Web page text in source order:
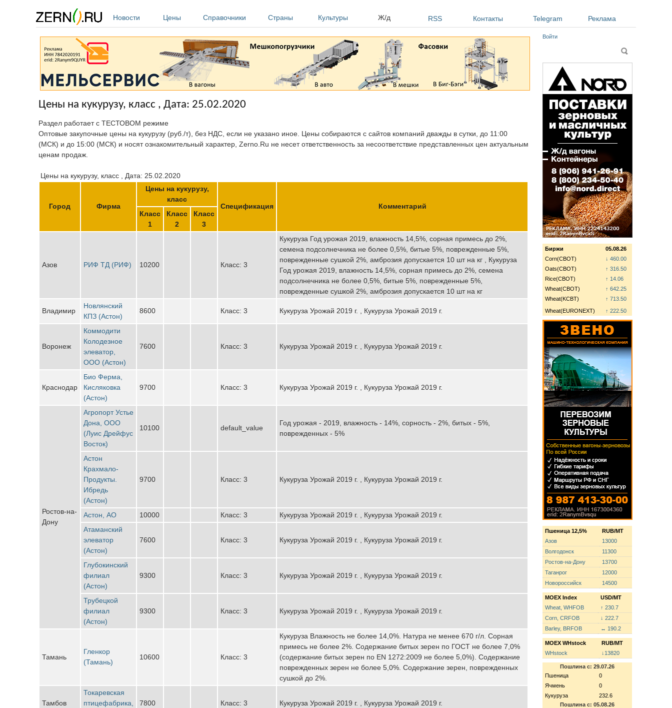
Новости
Цены Справочники Страны Культуры Ж/д RSS Контакты Telegram Реклама
Цены на кукурузу, класс , Дата: 25.02.2020
Раздел работает с ТЕСТОВОМ режиме
Оптовые закупочные цены на кукурузу (руб./т), без НДС, если не указано иное. Цены собираются с сайтов компаний дважды в сутки, до 11:00
(МСК) и до 15:00 (МСК) и носят ознакомительный характер, Zerno.Ru не несет ответственность за несоответствие представленных цен актуальным
ценам продаж.
Цены на кукурузу, класс , Дата: 25.02.2020
Город Фирма
Цены на кукурузу,
класс
Спецификация
Комментарий
Класс
1
Класс
2
Класс
3
Азов РИФ ТД (РИФ) 10200 Класс: 3
Кукуруза Год урожая 2019, влажность 14,5%, сорная примесь до 2%,
семена подсолнечника не более 0,5%, битые 5%, поврежденные 5%,
поврежденные сушкой 2%, амброзия допускается 10 шт на кг , Кукуруза
Год урожая 2019, влажность 14,5%, сорная примесь до 2%, семена
подсолнечника не более 0,5%, битые 5%, поврежденные 5%,
поврежденные сушкой 2%, амброзия допускается 10 шт на кг
Владимир
Новлянский
КПЗ (Астон)
8600 Класс: 3 Кукуруза Урожай 2019 г. , Кукуруза Урожай 2019 г.
Воронеж
Коммодити
Колодезное
элеватор,
ООО (Астон)
7600 Класс: 3 Кукуруза Урожай 2019 г. , Кукуруза Урожай 2019 г.
Краснодар
Био Ферма,
Кисляковка
(Астон)
9700 Класс: 3 Кукуруза Урожай 2019 г. , Кукуруза Урожай 2019 г.
Ростов-на-
Дону
Агропорт Устье
Дона, ООО
(Луис Дрейфус
Восток)
10100 default_value
Год урожая - 2019, влажность - 14%, сорность - 2%, битых - 5%,
поврежденных - 5%
Астон
Крахмало-
Продукты.
Ибредь
(Астон)
9700 Класс: 3 Кукуруза Урожай 2019 г. , Кукуруза Урожай 2019 г.
Астон, АО 10000 Класс: 3
Кукуруза Урожай 2019 г. , Кукуруза Урожай 2019 г.
Атаманский
элеватор
(Астон)
7600 Класс: 3 Кукуруза Урожай 2019 г. , Кукуруза Урожай 2019 г.
Глубокинский
филиал
(Астон)
9300 Класс: 3 Кукуруза Урожай 2019 г. , Кукуруза Урожай 2019 г.
Трубецкой
филиал
(Астон)
9300 Класс: 3 Кукуруза Урожай 2019 г. , Кукуруза Урожай 2019 г.
Тамань
Гленкор
(Тамань)
10600 Класс: 3
Кукуруза Влажность не более 14,0%. Натура не менее 670 г/л. Сорная
примесь не более 2%. Содержание битых зерен по ГОСТ не более 7,0%
(содержание битых зерен по EN 1272:2009 не более 5,0%). Содержание
поврежденных зерен не более 5,0%. Содержание зерен, поврежденных
сушкой до 2%.
Тамбов
Токаревская
птицефабрика,
7800 Класс: 3 Кукуруза Урожай 2019 г. , Кукуруза Урожай 2019 г.
Войти
Поиск
Биржи
05.08.26
Corn(CBOT)
↓ 460.00
Oats(CBOT)
↑ 316.50
Rice(CBOT)
↑ 14.06
Wheat(CBOT)
↑ 642.25
Wheat(KCBT)
↑ 713.50
Wheat(EURONEXT)
↑ 222.50
Пшеница 12,5%
RUB/MT
Азов
13000
Волгодонск
11300
Ростов-на-Дону
13700
Таганрог
12000
Новороссийск
14500
MOEX Index
USD/MT
Wheat, WHFOB
↑ 230.7
Corn, CRFOB
↓ 222.7
Barley, BRFOB
↔ 190.2
MOEX WHstock
RUB/MT
WHstock
↓13820
Пошлина с: 29.07.26
Пшеница
0
Ячмень
0
Кукуруза
232.6
Пошлина с: 05.08.26